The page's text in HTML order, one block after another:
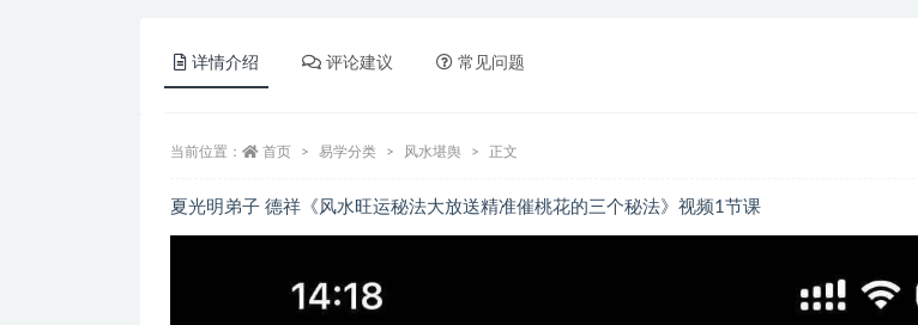
详情介绍 评论建议 常见问题
当前位置： 首页 易学分类 风水堪舆 正文
夏光明弟子 德祥《风水旺运秘法大放送精准催桃花的三个秘法》视频1节课